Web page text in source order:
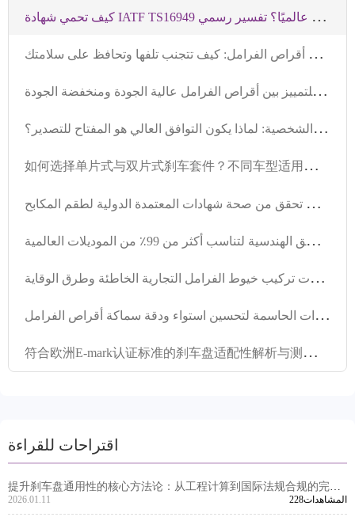
ك
يف تحمي شهادة IATF TS16949 توافق عجلات الفرامل عالميًا؟ تفسير رسمي
ا
لأخطاء الشائعة في استخدام أقراص الفرامل: كيف تتجنب تلفها وتحافظ على سلامتك
ك
يف تختار أقراص الفرامل؟ إليك 3 نصائح سريعة للتمييز بين أقراص الفرامل عالية الجودة ومنخفضة الجودة.
ت
حليل الفروق بين أقراص الفرامل للمركبات التجارية والمركبات الشخصية: لماذا يكون التوافق العالي هو المفتاح للتصدير؟
如
何选择单片式与双片式刹车套件？不同车型适用场景对比分析
ق
راءة ضرورية لمشتري الصناديق الفرعية للسيارات للتصدير: كيف تحقق من صحة شهادات المعتمدة الدولية لطقم المكابح
ت
حديات تنوع واجهات نظام الكبح: ابتكار تصميم قرص الكبح و المنطق الهندسية لتناسب أكثر من 99٪ من الموديلات العالمية
ت
حليل حالات تركيب خيوط الفرامل التجارية الخاطئة وطرق الوقاية
ت
حليل تقنيات الخراطة الفعالة: الخطوات الحاسمة لتحسين استواء ودقة سماكة أقراص الفرامل
符
合欧洲E-mark认证标准的刹车盘适配性解析与测试流程指南
اقتراحات للقراءة
提升刹车盘通用性的核心方法论：从工程计算到国际法规合规的完整
路径
2026.01.11 228المشاهدات